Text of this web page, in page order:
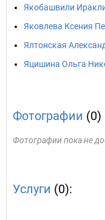
Якобашвили
Яковлева Ксения
Ялтонская
Яцишина Ольга
Фотографии (0)
Фотографии пока не
Услуги (0):